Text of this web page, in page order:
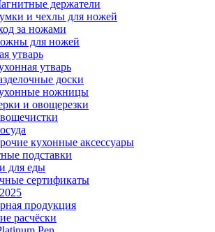
держатели
и чехлы для ножей
за ножами
для ножей
утварь
утварь
доски
ножницы
и овощерезки
кухонные аксессуары
подставки
для еды
сертификаты
продукция
расчёски